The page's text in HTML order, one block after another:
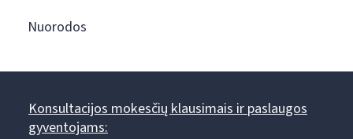
Nuorodos
Konsultacijos mokesčių klausimais ir paslaugos
gyventojams: